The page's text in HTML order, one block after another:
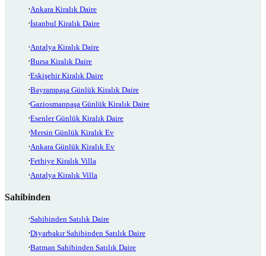
Ankara Kiralık Daire
İstanbul Kiralık Daire
Antalya Kiralık Daire
Bursa Kiralık Daire
Eskişehir Kiralık Daire
Bayrampaşa Günlük Kiralık Daire
Gaziosmanpaşa Günlük Kiralık Daire
Esenler Günlük Kiralık Daire
Mersin Günlük Kiralık Ev
Ankara Günlük Kiralık Ev
Fethiye Kiralık Villa
Antalya Kiralık Villa
Sahibinden
Sahibinden Satılık Daire
Diyarbakır Sahibinden Satılık Daire
Batman Sahibinden Satılık Daire